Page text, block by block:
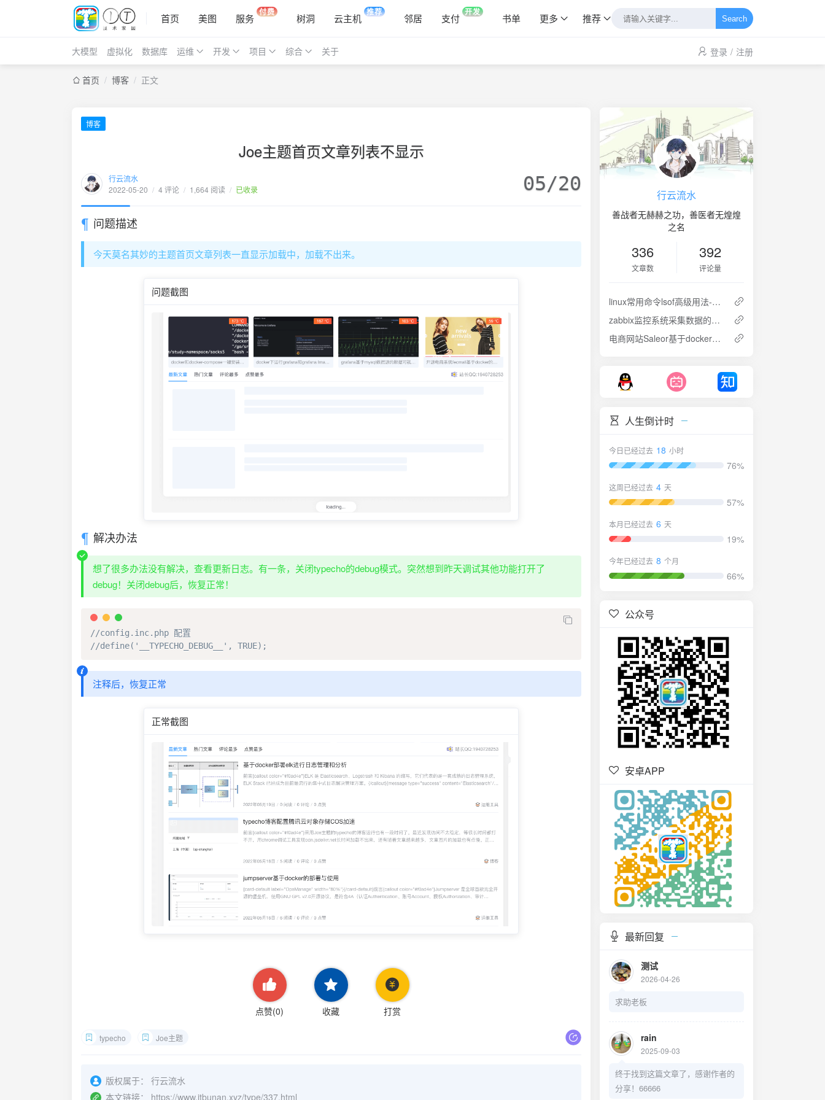
首页 美图 服务 付费 树洞 云主机 推荐 邻居 支付 开发 书单 更多 推荐 Search
大模型 虚拟化 数据库 运维 开发 项目 综合 关于 登录 / 注册
首页 / 博客 / 正文
博客
Joe主题首页文章列表不显示
行云流水
2022-05-20 / 4 评论 / 1,664 阅读 / 已收录 05/20
问题描述
今天莫名其妙的主题首页文章列表一直显示加载中，加载不出来。
问题截图
解决办法
想了很多办法没有解决，查看更新日志。有一条，关闭typecho的debug模式。突然想到昨天调试其他功能打开了
debug！关闭debug后，恢复正常！
//config.inc.php 配置
//define('__TYPECHO_DEBUG__', TRUE);
注释后，恢复正常
正常截图
点赞(0) 收藏 打赏
typecho Joe主题
版权属于：
行云流水
本文链接：
https://www.itbunan.xyz/type/337.html
行云流水
善战者无赫赫之功，善医者无煌煌
之名
336
文章数
392
评论量
linux常用命令lsof高级用法-误删除后自己恢复文件
zabbix监控系统采集数据的手动查询
电商网站Saleor基于docker的部署与配置
人生倒计时
今日已经过去 18 小时
76%
这周已经过去 4 天
57%
本月已经过去 6 天
19%
今年已经过去 8 个月
66%
公众号
安卓APP
最新回复
测试
2026-04-26
求助老板
rain
2025-09-03
终于找到这篇文章了，感谢作者的
分享！66666